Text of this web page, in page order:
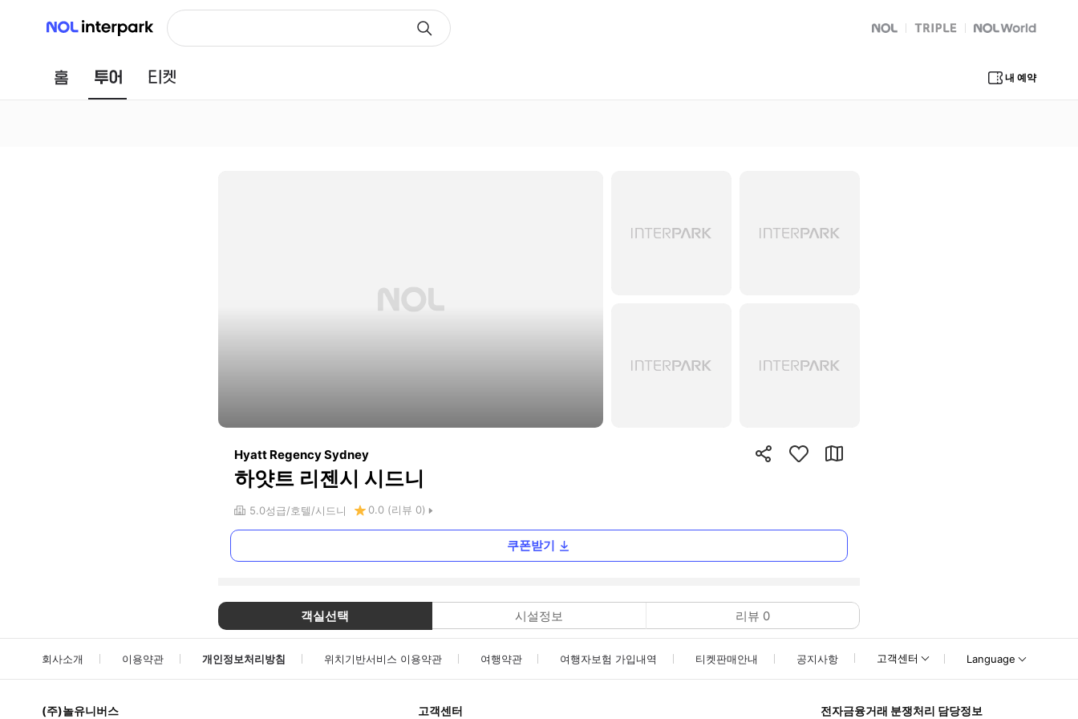
NOL 인터파크
NOL
트리플 Global Interpark
홈 투어 내 예약
Hyatt Regency Sydney
하얏트 리젠시 시드니
5.0성급 호텔 시드니 0.0 (리뷰 0)
쿠폰받기
객실선택 시설정보 리뷰 0
회사소개 이용약관 개인정보처리방침 위치기반서비스 이용약관 여행약관 여행자보험 가입내역 티켓판매안내 공지사항 고객센터 Language
(주)놀유니버스 고객센터 전자금융거래 분쟁처리 담당정보